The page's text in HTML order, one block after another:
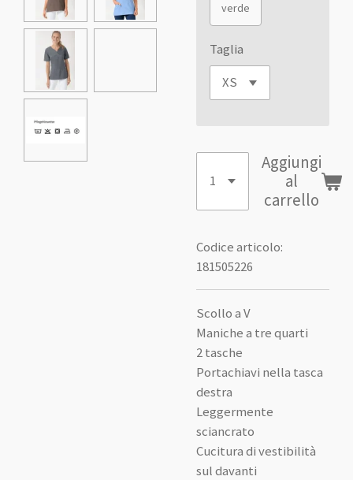
verde
Taglia
Aggiungi
al
carrello
Codice articolo:
181505226
Scollo a V
Maniche a tre quarti
2 tasche
Portachiavi nella tasca
destra
Leggermente
sciancrato
Cucitura di vestibilità
sul davanti